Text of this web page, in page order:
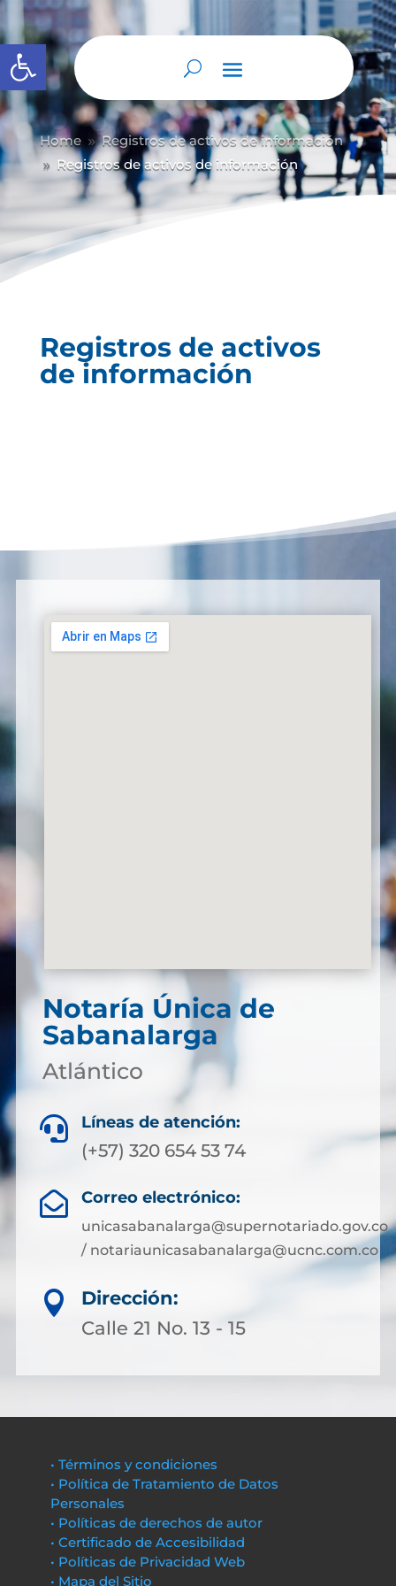
Abrir barra de herramientas
Home 9 Registros de activos de información
9 Registros de activos de información
Registros de activos
de información
Notaría Única de
Sabanalarga
Atlántico
 Líneas de atención:
(+57) 320 654 53 74
 Correo electrónico:
unicasabanalarga@supernotariado.gov.co
/ notariaunicasabanalarga@ucnc.com.co

Dirección:
Calle 21 No. 13 - 15
• Términos y condiciones
• Política de Tratamiento de Datos
Personales
• Políticas de derechos de autor
• Certificado de Accesibilidad
• Políticas de Privacidad Web
• Mapa del Sitio